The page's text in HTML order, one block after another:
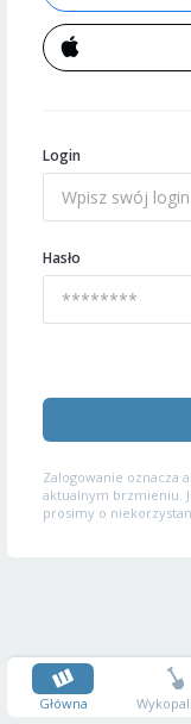
Login
Hasło
Zalogowanie oznacza
aktualnym brzmieniu.
prosimy o
Główna